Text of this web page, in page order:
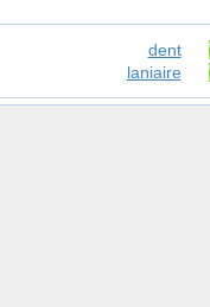
dent
laniaire